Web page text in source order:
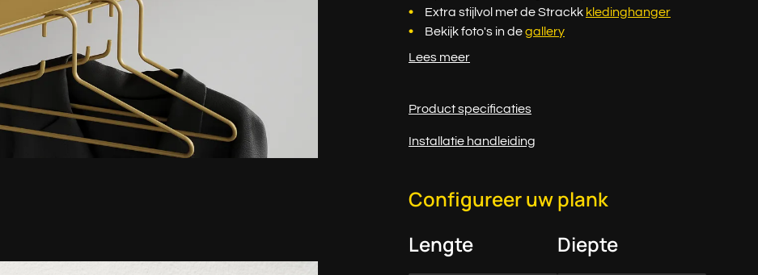
Extra stijlvol met de Strackk kledinghanger
Bekijk foto's in degallery
Lees meer
Product specificaties
Installatie handleiding
Configureer uw plank
Lengte
Diepte